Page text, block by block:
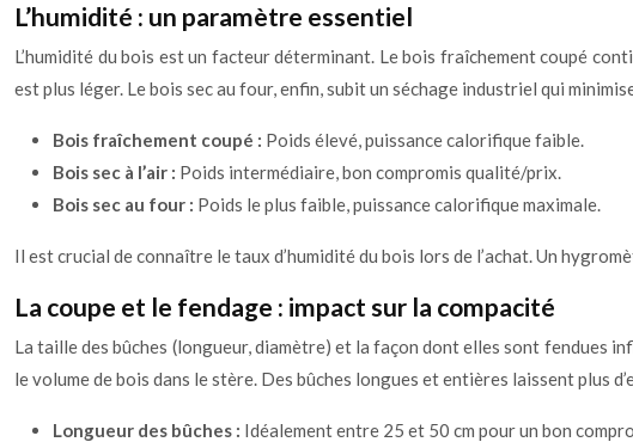
L’humidité : un paramètre essentiel
L’humidité du bois est un facteur déterminant. Le bois fraîchement coupé
est plus léger. Le bois sec au four, enfin, subit un séchage industriel qui
Bois fraîchement coupé : Poids élevé, puissance calorifique faible.
Bois sec à l’air : Poids intermédiaire, bon compromis qualité/prix.
Bois sec au four : Poids le plus faible, puissance calorifique maximale.
Il est crucial de connaître le taux d’humidité du bois lors de l’achat. Un
La coupe et le fendage : impact sur la compacité
La taille des bûches (longueur, diamètre) et la façon dont elles sont fendues
le volume de bois dans le stère. Des bûches longues et entières laissent plus
Longueur des bûches : Idéalement entre 25 et 50 cm pour un bon